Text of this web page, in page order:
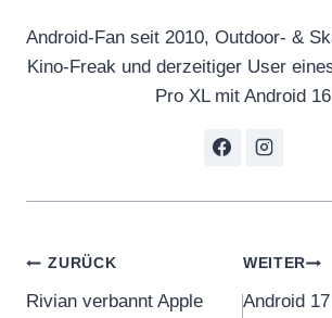
Android-Fan seit 2010, Outdoor- &
Kino-Freak und derzeitiger User
Pro XL mit Android 16
Beitragsnavigation
ZURÜCK
Rivian verbannt Apple
WEITER
Android